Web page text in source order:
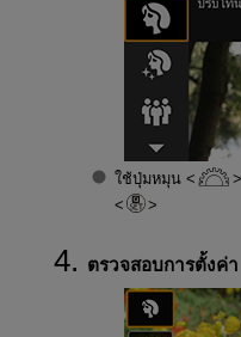
ใช้ปุ่มหมุน
ตรวจสอบการตั้งค่า